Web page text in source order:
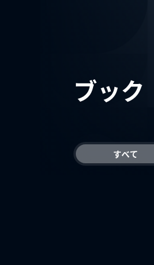
ブック
すべて